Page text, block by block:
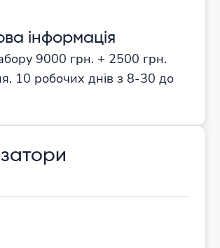
інформація
9000 грн. + 2500 грн.
10 робочих днів з 8-30 до